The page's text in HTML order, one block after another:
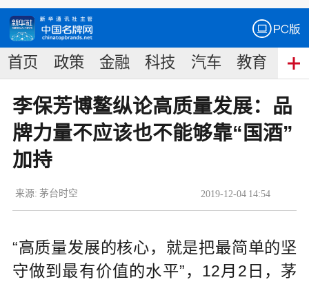
首页 政策 金融 科技 汽车 教育 食
李保芳博鳌纵论高质量发展：品
牌力量不应该也不能够靠“国酒”
加持
2019-12-04 14:54
来源: 茅台时空
“高质量发展的核心，就是把最简单的坚
守做到最有价值的水平”，12月2日，茅